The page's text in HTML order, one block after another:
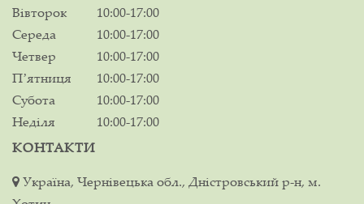
Вівторок
10:00-17:00
Середа
10:00-17:00
Четвер
10:00-17:00
Пʼятниця
10:00-17:00
Субота
10:00-17:00
Неділя
10:00-17:00
КОНТАКТИ
Україна, Чернівецька обл., Дністровський р-н, м.